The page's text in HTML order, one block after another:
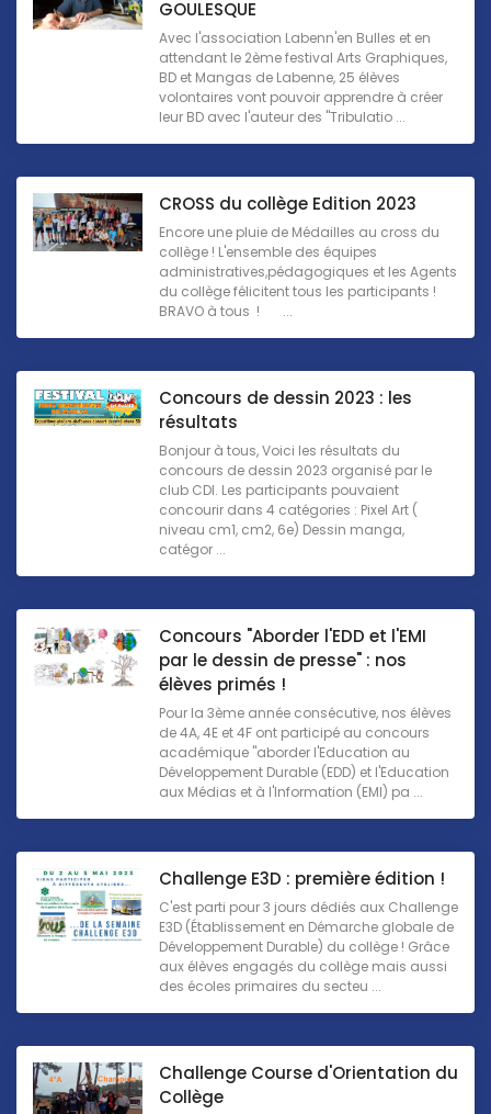
GOULESQUE
Avec l'association Labenn'en Bulles et en
attendant le 2ème festival Arts Graphiques,
BD et Mangas de Labenne, 25 élèves
volontaires vont pouvoir apprendre à créer
leur BD avec l'auteur des "Tribulatio ...
CROSS du collège Edition 2023
Encore une pluie de Médailles au cross du
collège ! L'ensemble des équipes
administratives,pédagogiques et les Agents
du collège félicitent tous les participants !
BRAVO à tous ! ...
Concours de dessin 2023 : les
résultats
Bonjour à tous, Voici les résultats du
concours de dessin 2023 organisé par le
club CDI. Les participants pouvaient
concourir dans 4 catégories : Pixel Art (
niveau cm1, cm2, 6e) Dessin manga,
catégor ...
Concours "Aborder l'EDD et l'EMI
par le dessin de presse" : nos
élèves primés !
Pour la 3ème année consécutive, nos élèves
de 4A, 4E et 4F ont participé au concours
académique "aborder l'Education au
Développement Durable (EDD) et l'Education
aux Médias et à l'Information (EMI) pa ...
Challenge E3D : première édition !
C'est parti pour 3 jours dédiés aux Challenge
E3D (Établissement en Démarche globale de
Développement Durable) du collège ! Grâce
aux élèves engagés du collège mais aussi
des écoles primaires du secteu ...
Challenge Course d'Orientation du
Collège